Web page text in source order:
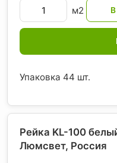
м2
Упаковка 44 шт.
Рейка KL-100
Люмсвет, Россия